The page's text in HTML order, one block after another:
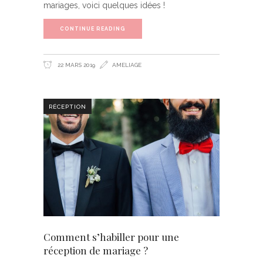
mariages, voici quelques idées !
CONTINUE READING
22 MARS 2019 AMELIAGE
RÉCEPTION
Comment s’habiller pour une
réception de mariage ?